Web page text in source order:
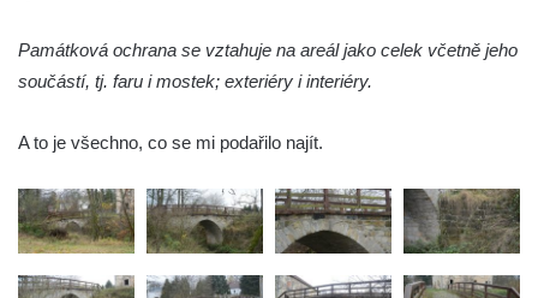
Železniční viadukt v Chotyni
Silniční most nad železniční tratí u Žďáru
Duchcovský viadukt
Silniční most přes Bouřlivec v Želénkách
Památková ochrana se vztahuje na areál jako celek včetně jeho
součástí, tj. faru i mostek; exteriéry i interiéry.
A to je všechno, co se mi podařilo najít.